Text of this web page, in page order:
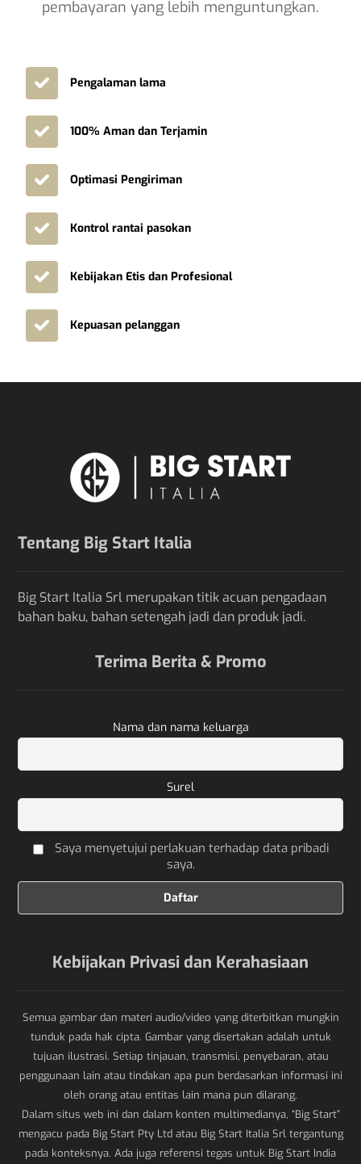
pembayaran yang lebih menguntungkan.
Pengalaman lama
100% Aman dan Terjamin
Optimasi Pengiriman
Kontrol rantai pasokan
Kebijakan Etis dan Profesional
Kepuasan pelanggan
Tentang Big Start Italia
Big Start Italia Srl merupakan titik acuan pengadaan
bahan baku, bahan setengah jadi dan produk jadi.
Terima Berita & Promo
Nama dan nama keluarga
Surel
Saya menyetujui perlakuan terhadap data pribadi
saya.
Kebijakan Privasi dan Kerahasiaan
Semua gambar dan materi audio/video yang diterbitkan mungkin
tunduk pada hak cipta. Gambar yang disertakan adalah untuk
tujuan ilustrasi. Setiap tinjauan, transmisi, penyebaran, atau
penggunaan lain atau tindakan apa pun berdasarkan informasi ini
oleh orang atau entitas lain mana pun dilarang.
Dalam situs web ini dan dalam konten multimedianya, “Big Start”
mengacu pada Big Start Pty Ltd atau Big Start Italia Srl tergantung
pada konteksnya. Ada juga referensi tegas untuk Big Start India